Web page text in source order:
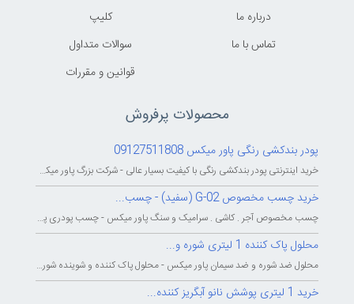
درباره ما
تماس با ما
کليپ
سوالات متداول
قوانين و مقررات
محصولات پرفروش
پودر بندکشی رنگی پاور میکس 09127511808
خرید اینترنتی پودر بندکشی رنگی با کیفیت بسیار عالی - شرکت بزرگ پاور میکس...
خرید چسب مخصوص G-02 (سفید) - چسب...
چسب مخصوص آجر . کاشی . سرامیک و سنگ پاور میکس - چسب پودری پاورمیکس - چسب...
محلول پاک کننده 1 لیتری شوره و...
محلول ضد شوره و ضد سیمان پاور میکس - محلول پاک کننده و شوینده شوره و سیمان...
خرید 1 لیتری پوشش نانو آبگریز کننده...